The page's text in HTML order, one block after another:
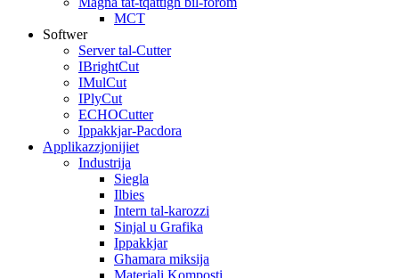
MCT
Softwer
Server tal-Cutter
IBrightCut
IMulCut
IPlyCut
ECHOCutter
Ippakkjar-Pacdora
Applikazzjonijiet
Industrija
Siegla
Ilbies
Intern tal-karozzi
Sinjal u Grafika
Ippakkjar
Għamara miksija
Materjali Komposti